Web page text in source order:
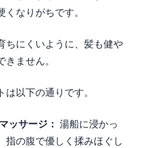
なりがちです。
ちにくいように、髪も健や
ません。
以下の通りです。
ッサージ： 湯船に浸かっ
指の腹で優しく揉みほぐし